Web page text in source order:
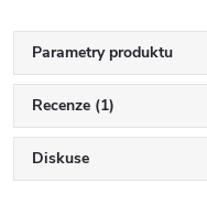
Parametry produktu
Recenze (1)
Diskuse